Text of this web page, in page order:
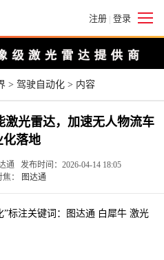
注册 | 登录
> 驾驶自动化 > 内容
激光雷达，加速无人物流车
化落地
通 发布时间：2026-04-14 18:05
：
图达通
注关键词：图达通 白犀牛 激光